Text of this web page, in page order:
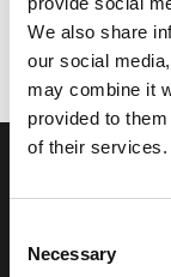
We also share
our social
may combine it
provided to
of their services.
Selection
Necessary
Hohl und